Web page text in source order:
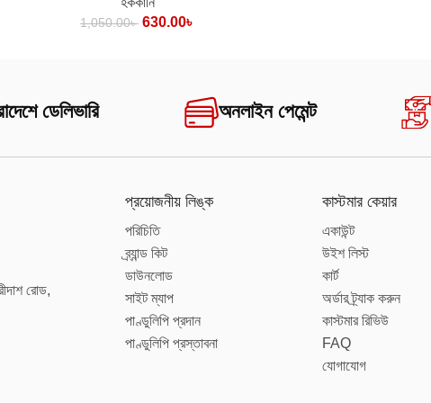
1,050.00৳ 630.00৳
ডেলিভারি অনলাইন পেমেন্ট
রোড,
প্রয়োজনীয় লিঙ্ক
পরিচিতি
ব্র্যান্ড কিট
ডাউনলোড
সাইট ম্যাপ
পাণ্ডুলিপি প্রদান
পাণ্ডুলিপি প্রস্তাবনা
কাস্টমার কেয়ার
একাউন্ট
উইশ লিস্ট
কার্ট
অর্ডার ট্র্যাক করুন
কাস্টমার রিভিউ
FAQ
যোগাযোগ